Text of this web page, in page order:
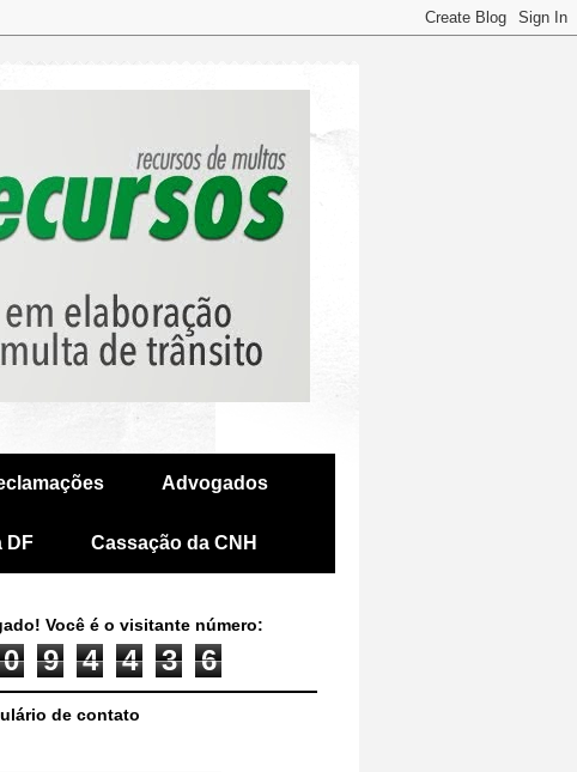
Advogados
DF Cassação da CNH
Você é o visitante número:
0 9 4 4 3 6
de contato